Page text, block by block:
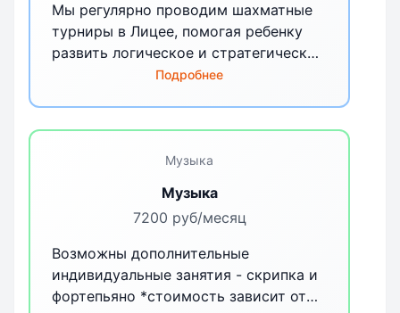
Мы регулярно проводим шахматные
турниры в Лицее, помогая ребенку
развить логическое и стратегическое
мышление. Периодичность - 1 раз в
Подробнее
Музыка
Музыка
7200 руб/месяц
Возможны дополнительные
индивидуальные занятия - скрипка и
фортепьяно *стоимость зависит от